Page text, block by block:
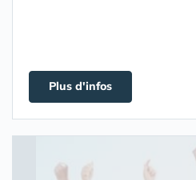
Plus d'infos